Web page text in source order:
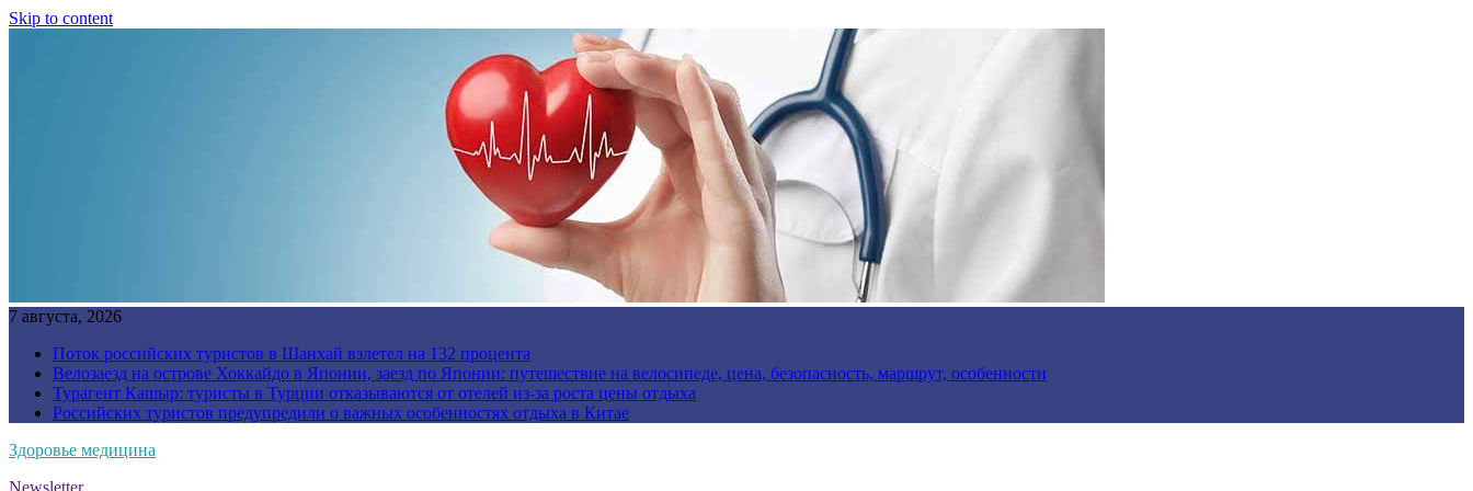
Skip to content
7 августа, 2026
Поток российских туристов в Шанхай взлетел на 132 процента
Велозаезд на острове Хоккайдо в Японии, заезд по Японии: путешествие на велосипеде, цена, безопасность, маршрут, особенности
Турагент Кашыр: туристы в Турции отказываются от отелей из-за роста цены отдыха
Российских туристов предупредили о важных особенностях отдыха в Китае
Здоровье медицина
Newsletter